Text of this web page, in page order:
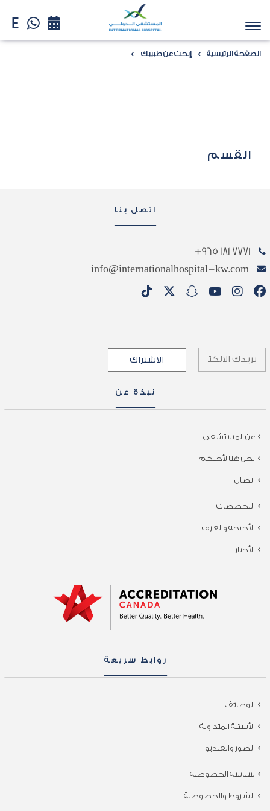
الصفحة الرئيسية إبحث عن طبيبك
القسم
اتصل بنا
7771 181 965+
info@internationalhospital-kw.com
نبذة عن
عن المستشفى
نحن هنا لأجلكم
اتصال
التخصصات
الأجنحة والغرف
الأخبار
روابط سريعة
الوظائف
الأسئلة المتداولة
الصور والفيديو
سياسة الخصوصية
الشروط والخصوصية